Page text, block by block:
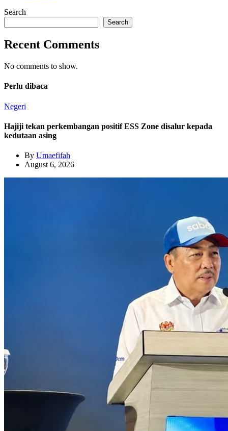
Search
Search
Recent Comments
No comments to show.
Perlu dibaca
Negeri
Hajiji tekan perkembangan positif ESS Zone disalur kepada
kedutaan asing
By Umaefifah
August 6, 2026